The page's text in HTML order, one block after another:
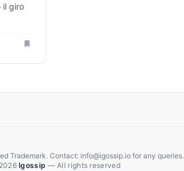
il giro
Trademark. Contact: info@igossip.io for any queries.
Igossip — All rights reserved